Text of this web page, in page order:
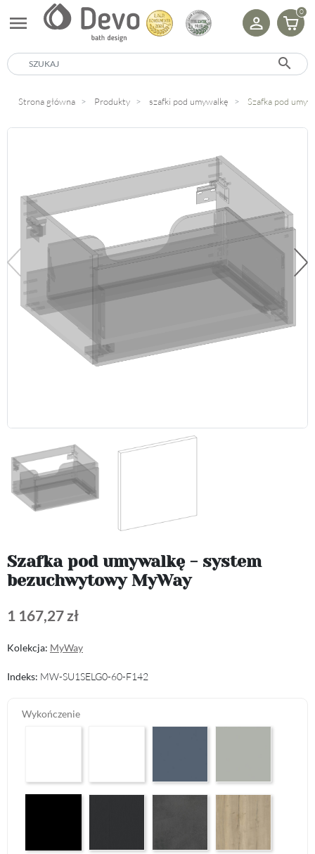
menu 0
search
Strona główna Produkty szafki pod umywalkę Szafka pod
Poprzedni
Szafka pod umywalkę - system
bezuchwytowy MyWay
1 167,27 zł
Kolekcja: MyWay
Indeks: MW-SU1SELG0-60-F142
Wykończenie